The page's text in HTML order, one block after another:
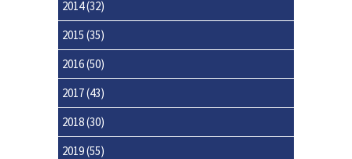
2014(32)
2015 (35)
2016(50)
2017(43)
2018(30)
2019(55)